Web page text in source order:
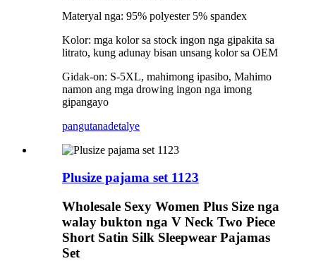
Materyal nga: 95% polyester 5% spandex
Kolor: mga kolor sa stock ingon nga gipakita sa
litrato, kung adunay bisan unsang kolor sa OEM
Gidak-on: S-5XL, mahimong ipasibo, Mahimo
namon ang mga drowing ingon nga imong
gipangayo
pangutanadetalye
Plusize pajama set 1123
Wholesale Sexy Women Plus Size nga
walay bukton nga V Neck Two Piece
Short Satin Silk Sleepwear Pajamas
Set